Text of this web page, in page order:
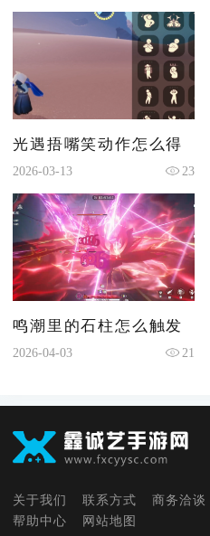
光遇捂嘴笑动作怎么得
2026-03-13 23
鸣潮里的石柱怎么触发
2026-04-03 21
关于我们 联系方式 商务洽谈
帮助中心
网站地图